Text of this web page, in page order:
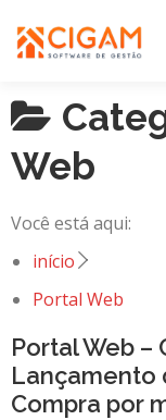
para
INÍCIO
Web
Você está aqui:
início
Portal Web
Portal Web –
Lançamento
Compra por